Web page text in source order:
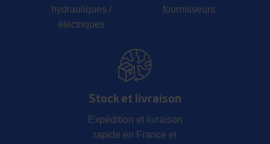
hydrauliques /
électriques
fournisseurs
Stock et livraison
Expédition et livraison
rapide en France et